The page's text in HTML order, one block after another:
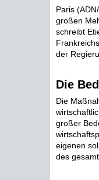
Paris
großen
schreibt
der
Die
Die
großer
eigenen
des